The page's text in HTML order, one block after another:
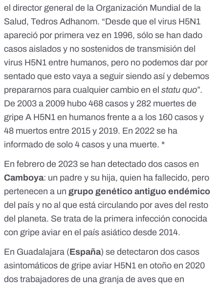
el director general de la Organización Mundial de la
Salud, Tedros Adhanom. “Desde que el virus H5N1
apareció por primera vez en 1996, sólo se han dado
casos aislados y no sostenidos de transmisión del
virus H5N1 entre humanos, pero no podemos dar por
sentado que esto vaya a seguir siendo así y debemos
prepararnos para cualquier cambio en el statu quo”.
De 2003 a 2009 hubo 468 casos y 282 muertes de
gripe A H5N1 en humanos frente a a los 160 casos y
48 muertos entre 2015 y 2019. En 2022 se ha
informado de solo 4 casos y una muerte. *
En febrero de 2023 se han detectado dos casos en
Camboya: un padre y su hija, quien ha fallecido, pero
pertenecen a un grupo genético antiguo endémico
del país y no al que está circulando por aves del resto
del planeta. Se trata de la primera infección conocida
con gripe aviar en el país asiático desde 2014.
En Guadalajara (España) se detectaron dos casos
asintomáticos de gripe aviar H5N1 en otoño en 2020
dos trabajadores de una granja de aves que en